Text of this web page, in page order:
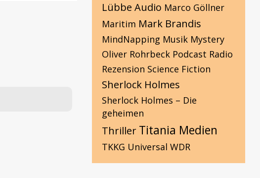
Lübbe Audio Marco Göllner
Maritim Mark Brandis
MindNapping Musik Mystery
Oliver Rohrbeck Podcast Radio
Rezension Science Fiction
Sherlock Holmes
Sherlock Holmes – Die
geheimen
Thriller Titania Medien
TKKG Universal WDR